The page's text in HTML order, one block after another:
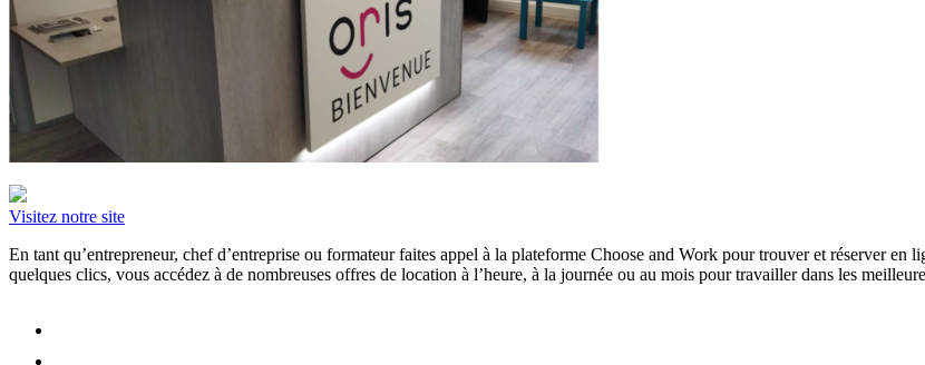
Visitez notre site
En tant qu’entrepreneur, chef d’entreprise ou formateur faites appel à la plateforme Choose and Work pour trouver et réserver en
quelques clics, vous accédez à de nombreuses offres de location à l’heure, à la journée ou au mois pour travailler dans les